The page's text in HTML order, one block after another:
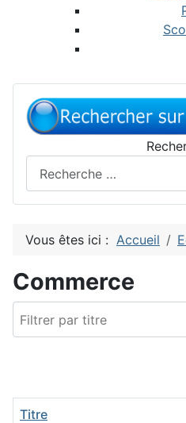
Vous êtes ici : Accueil
Commerce
Titre